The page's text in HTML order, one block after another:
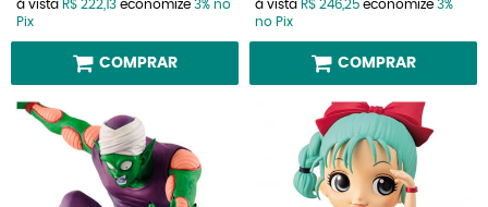
à vista R$ 222,13 economize 3% no
Pix
COMPRAR
à vista R$ 246,25 economize 3%
no Pix
COMPRAR